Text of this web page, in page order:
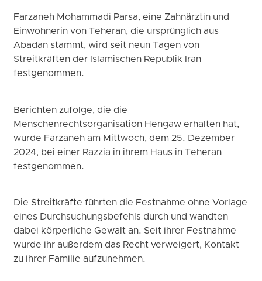
Farzaneh Mohammadi Parsa, eine Zahnärztin und
Einwohnerin von Teheran, die ursprünglich aus
Abadan stammt, wird seit neun Tagen von
Streitkräften der Islamischen Republik Iran
festgenommen.
Berichten zufolge, die die
Menschenrechtsorganisation Hengaw erhalten hat,
wurde Farzaneh am Mittwoch, dem 25. Dezember
2024, bei einer Razzia in ihrem Haus in Teheran
festgenommen.
Die Streitkräfte führten die Festnahme ohne Vorlage
eines Durchsuchungsbefehls durch und wandten
dabei körperliche Gewalt an. Seit ihrer Festnahme
wurde ihr außerdem das Recht verweigert, Kontakt
zu ihrer Familie aufzunehmen.